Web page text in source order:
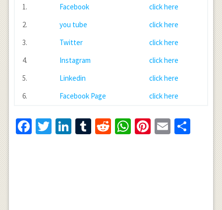
1.
Facebook
click here
2.
you tube
click here
3.
Twitter
click here
4.
Instagram
click here
5.
Linkedin
click here
6.
Facebook Page click here
Facebook
Twitter
LinkedIn
Tumblr
RedditWhatsApp
Pinterest
Email